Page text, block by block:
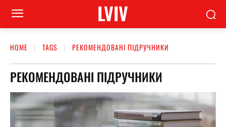
LVIV
HOME TAGS РЕКОМЕНДОВАНІ ПІДРУЧНИКИ
РЕКОМЕНДОВАНІ ПІДРУЧНИКИ